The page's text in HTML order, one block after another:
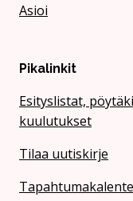
Asioi
Pikalinkit
Esityslistat,
kuulutukset
Tilaa uutiskirje